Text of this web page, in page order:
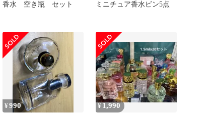
香水 空き瓶 セット ミニチュア香水ビン5点
¥990 ¥ 1,990